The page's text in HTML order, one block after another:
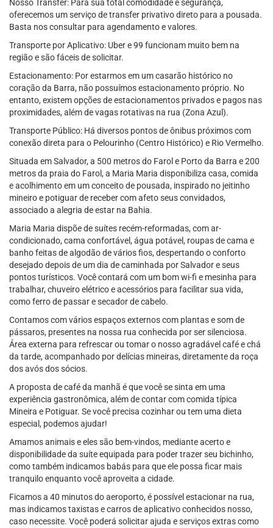
Nosso Transfer: Para sua total comodidade e segurança,
oferecemos um serviço de transfer privativo direto para a pousada.
Basta nos consultar para agendamento e valores.
Transporte por Aplicativo: Uber e 99 funcionam muito bem na
região e são fáceis de solicitar.
Estacionamento: Por estarmos em um casarão histórico no
coração da Barra, não possuímos estacionamento próprio. No
entanto, existem opções de estacionamentos privados e pagos nas
proximidades, além de vagas rotativas na rua (Zona Azul).
Transporte Público: Há diversos pontos de ônibus próximos com
conexão direta para o Pelourinho (Centro Histórico) e Rio Vermelho.
Situada em Salvador, a 500 metros do Farol e Porto da Barra e 200
metros da praia do Farol, a Maria Maria disponibiliza casa, comida
e acolhimento em um conceito de pousada, inspirado no jeitinho
mineiro e potiguar de receber com afeto seus convidados,
associado a alegria de estar na Bahia.
Maria Maria dispõe de suítes recém-reformadas, com ar-
condicionado, cama confortável, água potável, roupas de cama e
banho feitas de algodão de vários fios, despertando o conforto
desejado depois de um dia de caminhada por Salvador e seus
pontos turísticos. Você contará com um bom wi-fi e mesinha para
trabalhar, chuveiro elétrico e acessórios para facilitar sua vida,
como ferro de passar e secador de cabelo.
Contamos com vários espaços externos com plantas e som de
pássaros, presentes na nossa rua conhecida por ser silenciosa.
Área externa para refrescar ou tomar o nosso agradável café e chá
da tarde, acompanhado por delícias mineiras, diretamente da roça
dos avós dos sócios.
A proposta de café da manhã é que você se sinta em uma
experiência gastronômica, além de contar com comida típica
Mineira e Potiguar. Se você precisa cozinhar ou tem uma dieta
especial, podemos ajudar!
Amamos animais e eles são bem-vindos, mediante acerto e
disponibilidade da suíte equipada para poder trazer seu bichinho,
como também indicamos babás para que ele possa ficar mais
tranquilo enquanto você aproveita a cidade.
Ficamos a 40 minutos do aeroporto, é possível estacionar na rua,
mas indicamos taxistas e carros de aplicativo conhecidos nosso,
caso necessite. Você poderá solicitar ajuda e serviços extras como